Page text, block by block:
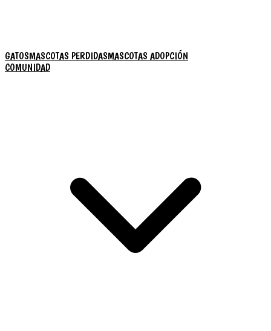
GATOSMASCOTAS PERDIDASMASCOTAS ADOPCIÓN
COMUNIDAD